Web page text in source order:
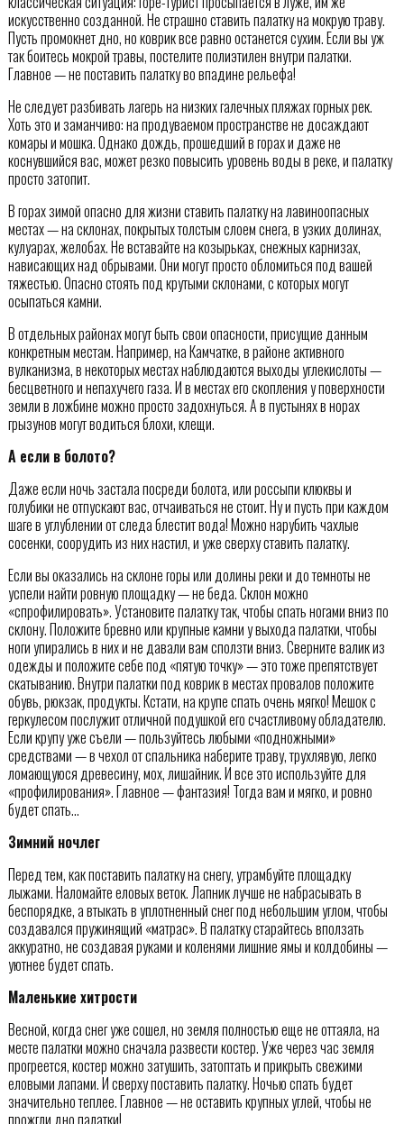
искусственно созданной. Не страшно ставить палатку на мокрую траву.
Пусть промокнет дно, но коврик все равно останется сухим. Если вы уж
так боитесь мокрой травы, постелите полиэтилен внутри палатки.
Главное — не поставить палатку во впадине рельефа!
Не следует разбивать лагерь на низких галечных пляжах горных рек.
Хоть это и заманчиво: на продуваемом пространстве не досаждают
комары и мошка. Однако дождь, прошедший в горах и даже не
коснувшийся вас, может резко повысить уровень воды в реке, и палатку
просто затопит.
В горах зимой опасно для жизни ставить палатку на лавиноопасных
местах — на склонах, покрытых толстым слоем снега, в узких долинах,
кулуарах, желобах. Не вставайте на козырьках, снежных карнизах,
нависающих над обрывами. Они могут просто обломиться под вашей
тяжестью. Опасно стоять под крутыми склонами, с которых могут
осыпаться камни.
В отдельных районах могут быть свои опасности, присущие данным
конкретным местам. Например, на Камчатке, в районе активного
вулканизма, в некоторых местах наблюдаются выходы углекислоты —
бесцветного и непахучего газа. И в местах его скопления у поверхности
земли в ложбине можно просто задохнуться. А в пустынях в норах
грызунов могут водиться блохи, клещи.
А если в болото?
Даже если ночь застала посреди болота, или россыпи клюквы и
голубики не отпускают вас, отчаиваться не стоит. Ну и пусть при каждом
шаге в углублении от следа блестит вода! Можно нарубить чахлые
сосенки, соорудить из них настил, и уже сверху ставить палатку.
Если вы оказались на склоне горы или долины реки и до темноты не
успели найти ровную площадку — не беда. Склон можно
«спрофилировать». Установите палатку так, чтобы спать ногами вниз по
склону. Положите бревно или крупные камни у выхода палатки, чтобы
ноги упирались в них и не давали вам сползти вниз. Сверните валик из
одежды и положите себе под «пятую точку» — это тоже препятствует
скатыванию. Внутри палатки под коврик в местах провалов положите
обувь, рюкзак, продукты. Кстати, на крупе спать очень мягко! Мешок с
геркулесом послужит отличной подушкой его счастливому обладателю.
Если крупу уже съели — пользуйтесь любыми «подножными»
средствами — в чехол от спальника наберите траву, трухлявую, легко
ломающуюся древесину, мох, лишайник. И все это используйте для
«профилирования». Главное — фантазия! Тогда вам и мягко, и ровно
будет спать…
Зимний ночлег
Перед тем, как поставить палатку на снегу, утрамбуйте площадку
лыжами. Наломайте еловых веток. Лапник лучше не набрасывать в
беспорядке, а втыкать в уплотненный снег под небольшим углом, чтобы
создавался пружинящий «матрас». В палатку старайтесь вползать
аккуратно, не создавая руками и коленями лишние ямы и колдобины —
уютнее будет спать.
Маленькие хитрости
Весной, когда снег уже сошел, но земля полностью еще не оттаяла, на
месте палатки можно сначала развести костер. Уже через час земля
прогреется, костер можно затушить, затоптать и прикрыть свежими
еловыми лапами. И сверху поставить палатку. Ночью спать будет
значительно теплее. Главное — не оставить крупных углей, чтобы не
прожгли дно палатки!